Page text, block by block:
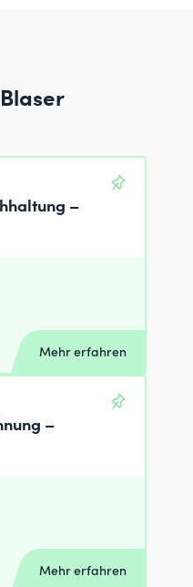
–
Mehr erfahren
–
Mehr erfahren